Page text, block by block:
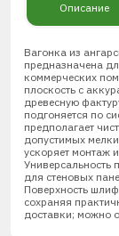
Описание
Вагонка из
предназначена
коммерческих
плоскость с
древесную
подгоняется по
предполагает
допустимых
ускоряет монтаж
Универсальность
для стеновых
Поверхность
сохраняя
доставки; можно